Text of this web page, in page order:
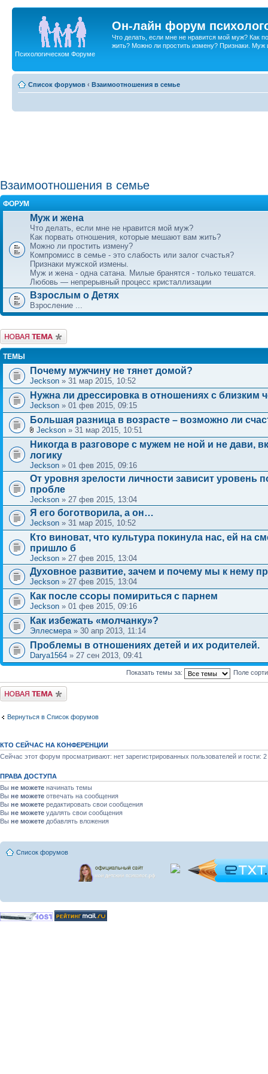
Он-лайн форум
Что делать, если мне не нравится мой муж? Как
жить? Можно ли простить измену? Признаки. Муж
Психологическом Форуме
Список форумов ‹ Взаимоотношения в семье
Взаимоотношения в семье
ФОРУМ
Муж и жена
Что делать, если мне не нравится мой муж?
Как порвать отношения, которые мешают вам жить?
Можно ли простить измену?
Компромисс в семье - это слабость или залог счастья?
Признаки мужской измены.
Муж и жена - одна сатана. Милые бранятся - только тешатся.
Любовь — непрерывный процесс кристаллизации
Взрослым о Детях
Взросление ...
Новая тема
ТЕМЫ
Почему мужчину не тянет домой?
Jeckson » 31 мар 2015, 10:52
Нужна ли дрессировка в отношениях с близким
Jeckson » 01 фев 2015, 09:15
Большая разница в возрасте – возможно ли
Jeckson » 31 мар 2015, 10:51
Никогда в разговоре с мужем не ной и не дави,
логику
Jeckson » 01 фев 2015, 09:16
От уровня зрелости личности зависит уровень
пробле
Jeckson » 27 фев 2015, 13:04
Я его боготворила, а он…
Jeckson » 31 мар 2015, 10:52
Кто виноват, что культура покинула нас, ей на
пришло б
Jeckson » 27 фев 2015, 13:04
Духовное развитие, зачем и почему мы к нему
Jeckson » 27 фев 2015, 13:04
Как после ссоры помириться с парнем
Jeckson » 01 фев 2015, 09:16
Как избежать «молчанку»?
Эллесмера » 30 апр 2013, 11:14
Проблемы в отношениях детей и их родителей.
Darya1564 » 27 сен 2013, 09:41
Показать темы за: Поле
Новая тема
Вернуться в Список форумов
КТО СЕЙЧАС НА КОНФЕРЕНЦИИ
Сейчас этот форум просматривают: нет зарегистрированных пользователей и гости: 2
ПРАВА ДОСТУПА
Вы не можете начинать темы
Вы не можете отвечать на сообщения
Вы не можете редактировать свои сообщения
Вы не можете удалять свои сообщения
Вы не можете добавлять вложения
Список форумов